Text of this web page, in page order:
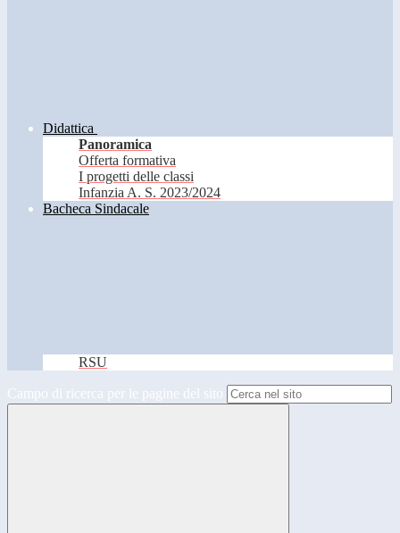
Didattica
Panoramica
Offerta formativa
I progetti delle classi
Infanzia A. S. 2023/2024
Bacheca Sindacale
RSU
Campo di ricerca per le pagine del sito